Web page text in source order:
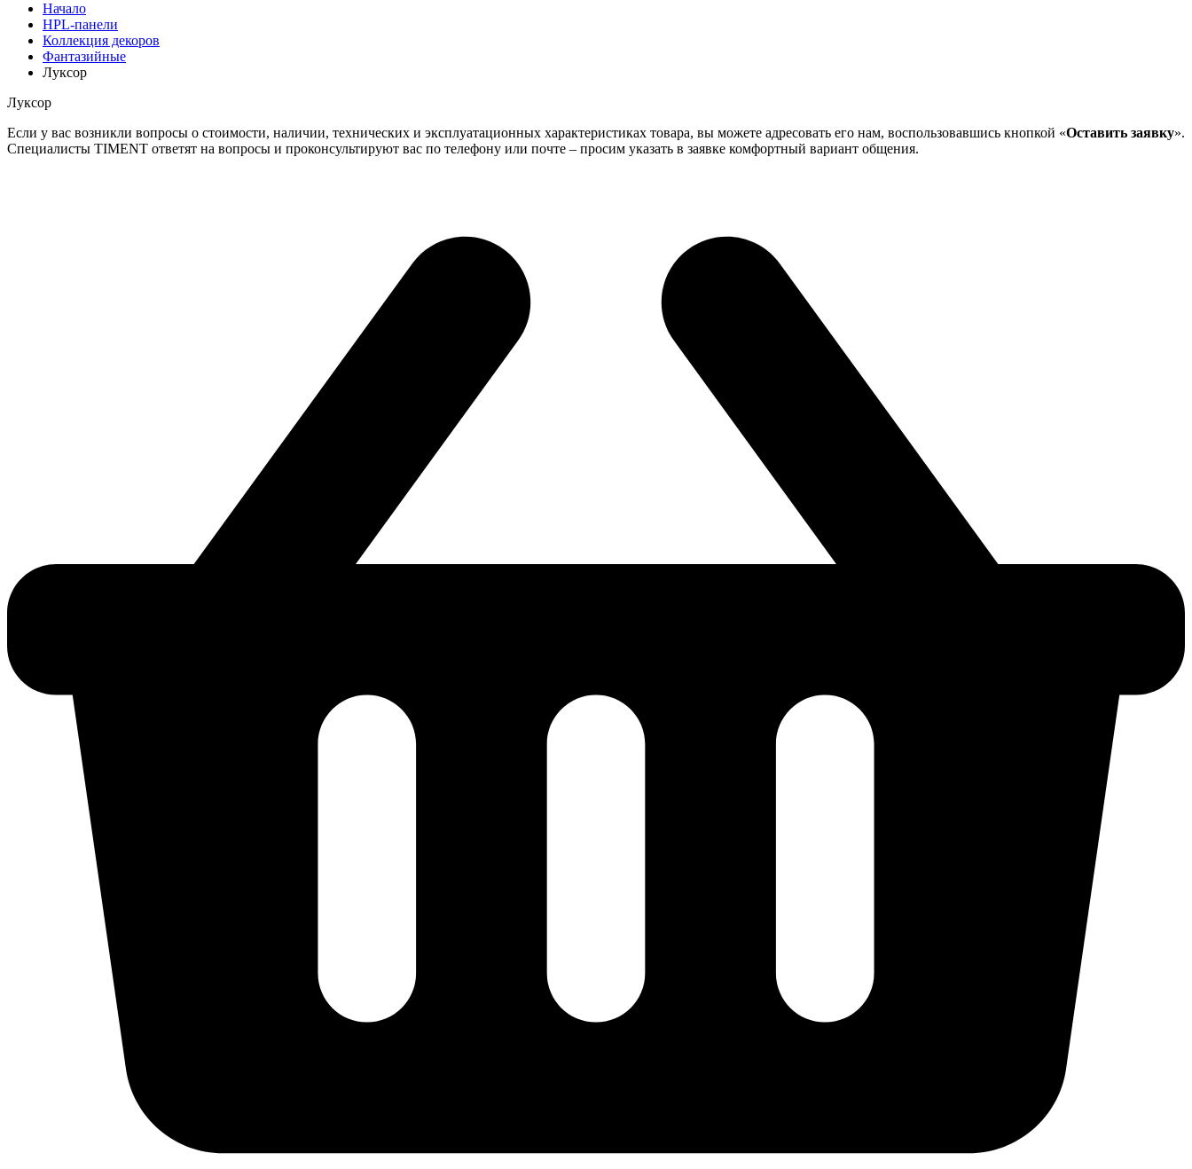
Начало
HPL-панели
Коллекция декоров
Фантазийные
Луксор
Луксор
Если у вас возникли вопросы о стоимости, наличии, технических и эксплуатационных характеристиках товара, вы можете адресовать его нам, воспользовавшись кнопкой «Оставить заявку».
Специалисты TIMENT ответят на вопросы и проконсультируют вас по телефону или почте – просим указать в заявке комфортный вариант общения.